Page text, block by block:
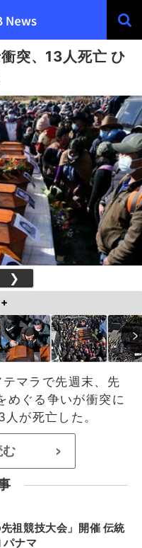
突、13人死亡 ひ
❯
マラで先週末、先
めぐる争いが衝突に
が死亡した。
む >
先祖競技大会」開催 伝統
パナマ